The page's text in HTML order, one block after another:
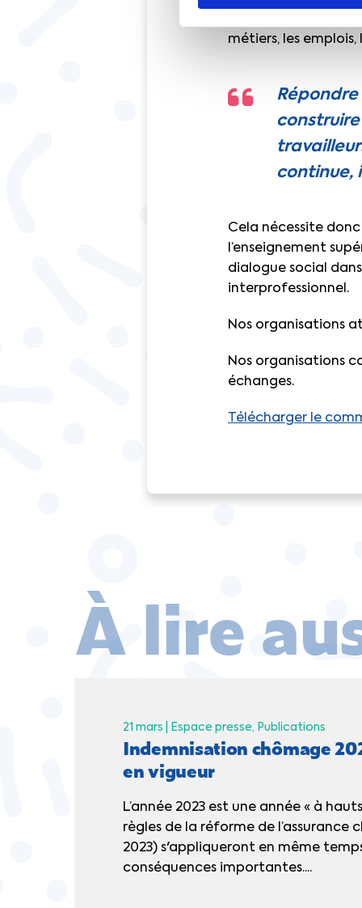
métiers, les
continue,
Cela nécessite
l’enseignement
dialogue social
interprofessionnel.
Nos organisations
Nos organisations
échanges.
Télécharger le
À lire
21 mars | Espace presse Publications
Indemnisation chômage
en vigueur
L’année 2023 est une année « à
règles de la réforme de l’assurance
2023) s'appliqueront en même
conséquences importantes....